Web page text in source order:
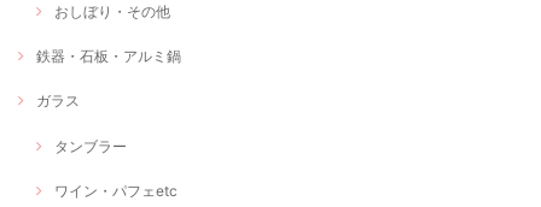
おしぼり・その他
鉄器・石板・アルミ鍋
ガラス
タンブラー
ワイン・パフェetc